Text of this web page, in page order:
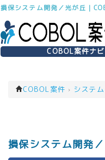
損保システム開発／光が丘｜
COBOL案件ナビ
COBOL案件 › システ
損保システム開発